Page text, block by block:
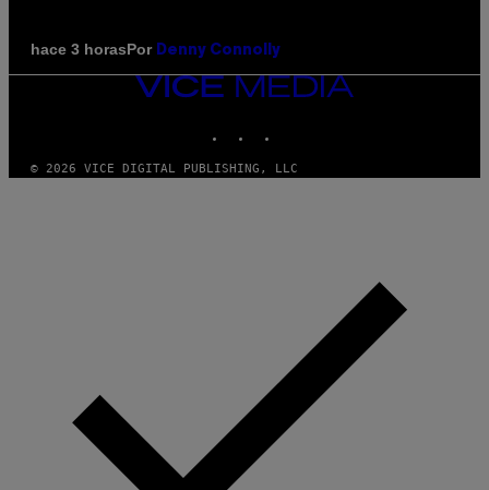
hace 3 horasPor Denny Connolly
VICE
MEDIA
© 2026 VICE DIGITAL PUBLISHING, LLC